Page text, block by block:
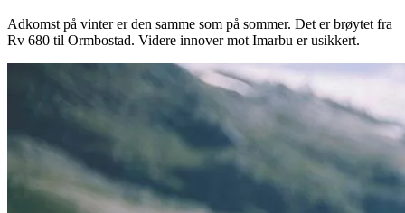
Adkomst på vinter er den samme som på sommer. Det er brøytet fra
Rv 680 til Ormbostad. Videre innover mot Imarbu er usikkert.